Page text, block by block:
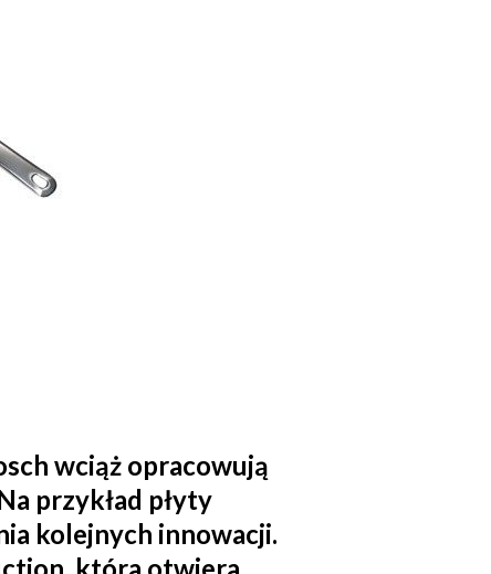
wciąż opracowują
przykład płyty
kolejnych innowacji.